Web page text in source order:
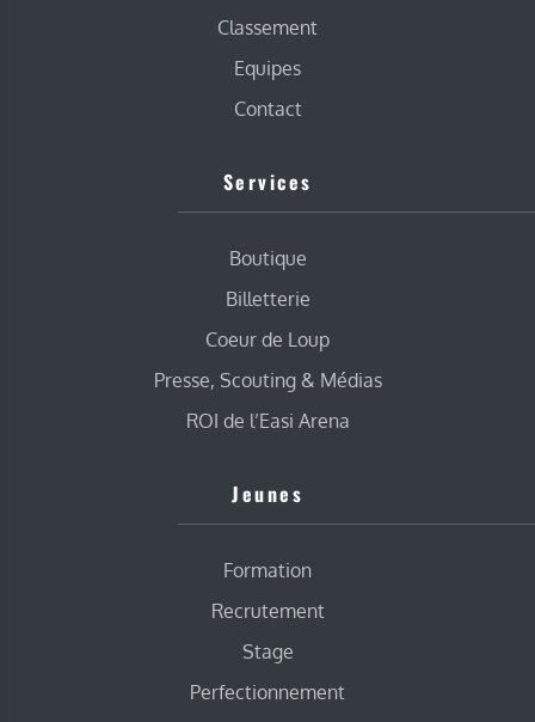
Classement
Equipes
Contact
Services
Boutique
Billetterie
Coeur de Loup
Presse, Scouting & Médias
ROI de l’Easi Arena
Jeunes
Formation
Recrutement
Stage
Perfectionnement